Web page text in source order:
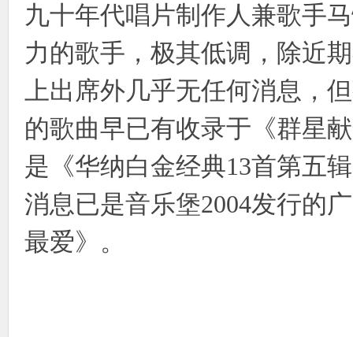
九十年代唱片制作人兼歌手
力的歌手，极其低调，除近
上出席外几乎无任何消息，
的歌曲早已有收录于《群星
是《华纳白金经典13首第五
消息已是音乐堡2004发行的
最爱》。